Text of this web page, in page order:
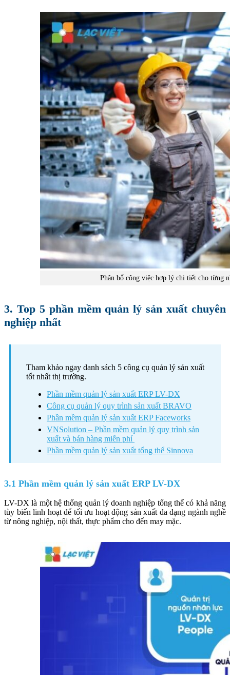
Phân bổ công việc hợp lý chi tiết cho từng
3. Top 5 phần mềm quản lý sản xuất chuyên
nghiệp nhất
Tham khảo ngay danh sách 5 công cụ quản lý sản xuất
tốt nhất thị trường.
Phần mềm quản lý sản xuất ERP LV-DX
Công cụ quản lý quy trình sản xuất BRAVO
Phần mềm quản lý sản xuất ERP Faceworks
VNSolution – Phần mềm quản lý quy trình sản
xuất và bán hàng miễn phí
Phần mềm quản lý sản xuất tổng thể Sinnova
3.1 Phần mềm quản lý sản xuất ERP LV-DX
LV-DX là một hệ thống quản lý doanh nghiệp tổng thể có khả năng
tùy biến linh hoạt để tối ưu hoạt động sản xuất đa dạng ngành nghề
từ nông nghiệp, nội thất, thực phẩm cho đến may mặc.